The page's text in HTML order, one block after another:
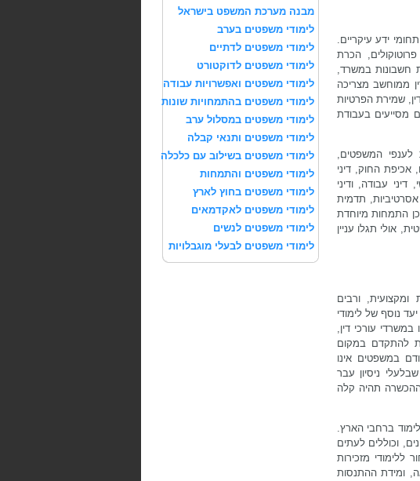
ידע עיקריים.
הכרת
חשבונות במשרד,
ממוחשב מצריכה
שמירת הפרטיות
מסייעים בעבודת
לענפי המשפטים,
החוק, דיני
דיני עבודה, ודיני
אסרטיביות, תדמית
התמחות מיוחדת
אולי תגלו עניין
ורבים
נוסף של לימודי
עורכי דין,
להתקדם במקום
במשפטים אינו
ניסיון עבר
תהיה קלה
ברחבי הארץ.
וכוללים לעתים
ללימודי מזכירות
ומידת ההתנסות
מבנה מערכת המשפט בישראל
לימודי משפטים בערב
לימודי משפטים לדתיים
לימודי משפטים לדוקטורט
לימודי משפטים ואפשרויות עבודה
לימודי משפטים בהתמחויות שונות
לימודי משפטים במסלול ערב
לימודי משפטים ותנאי קבלה
לימודי משפטים בשילוב עם כלכלה
לימודי משפטים והתמחות
לימודי משפטים בחוץ לארץ
לימודי משפטים לאקדמאים
לימודי משפטים לנשים
לימודי משפטים לבעלי מוגבלויות